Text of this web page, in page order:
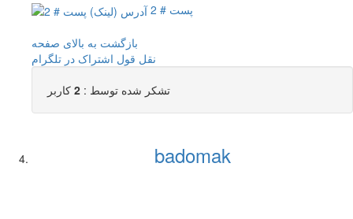
پست # 2
بازگشت به بالای صفحه
نقل قول اشتراک در تلگرام
تشکر شده توسط : 2 کاربر
badomak